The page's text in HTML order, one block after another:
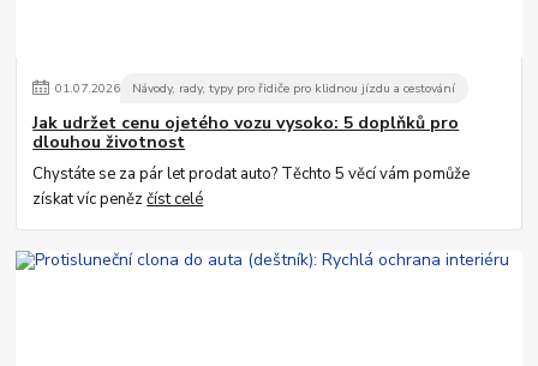
01.07.2026 Návody, rady, typy pro řidiče pro klidnou jízdu a cestování
Jak udržet cenu ojetého vozu vysoko: 5 doplňků pro
dlouhou životnost
Chystáte se za pár let prodat auto? Těchto 5 věcí vám pomůže
získat víc penězčíst celé